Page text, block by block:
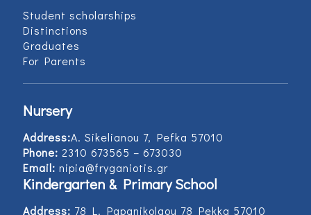
Student scholarships
Distinctions
Graduates
For Parents
Nursery
Address:Α. Sikelianou 7, Pefka 57010
Phone: 2310 673565 – 673030
Email: nipia@fryganiotis.gr
Kindergarten & Primary School
Address: 78 L. Papanikolaou 78 Pekka 57010